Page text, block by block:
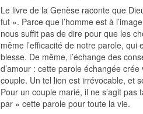
Le livre de la Genèse raconte que
fut ». Parce que l’homme est à
nous suffit pas de dire pour que les
même l’efficacité de notre parole,
blesse. De même, l’échange des
d’amour : cette parole échangée
couple. Un tel lien est irrévocable, et
Pour un couple marié, il ne s’agit
par » cette parole pour toute la vie.